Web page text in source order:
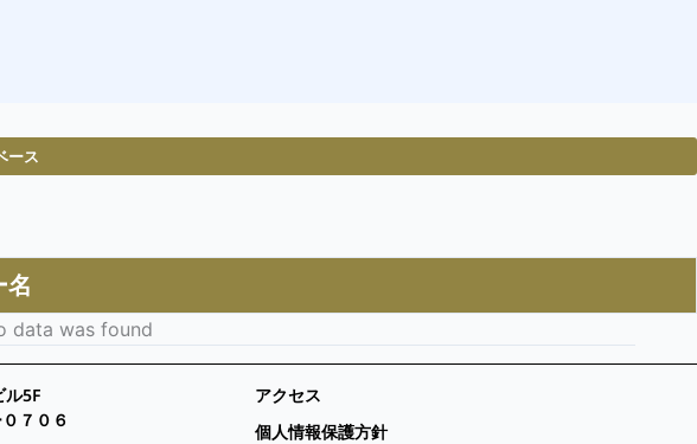
ース
名
data was found
5F
７０６
アクセス
個人情報保護方針